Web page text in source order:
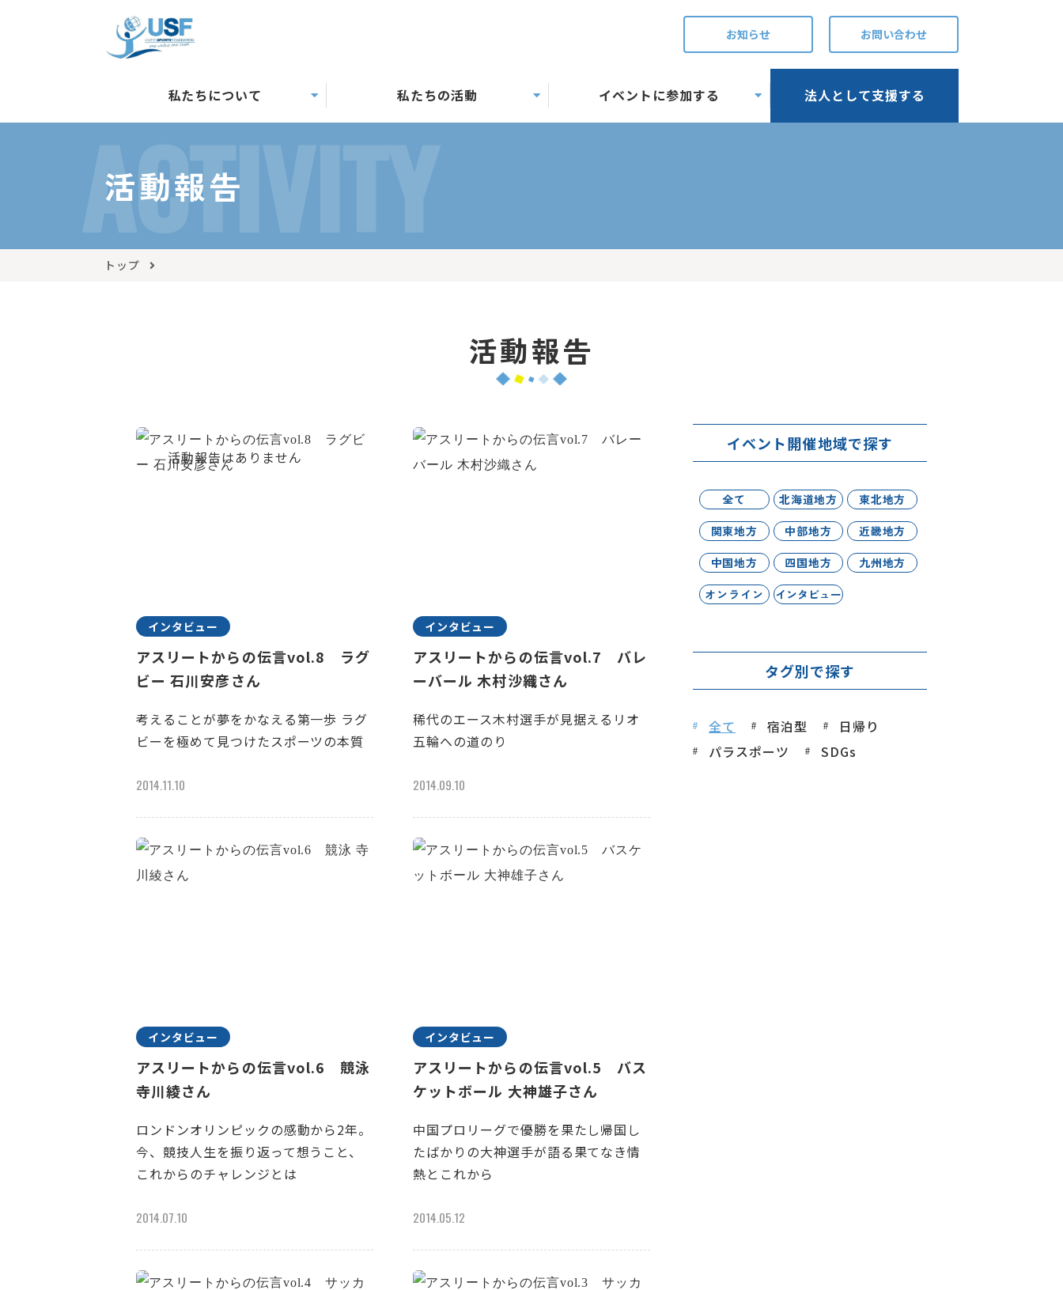
お知らせ お問い合わせ
私たちについて 私たちの活動 イベントに参加する 法人として支援する
ACTIVITY
活動報告
トップ
活動報告
インタビュー
アスリートからの伝言vol.8 ラグ
ビー 石川安彦さん
考えることが夢をかなえる第一歩 ラグ
ビーを極めて見つけたスポーツの本質
2014.11.10
インタビュー
アスリートからの伝言vol.7 バレ
ーバール 木村沙織さん
稀代のエース木村選手が見据えるリオ
五輪への道のり
2014.09.10
インタビュー
アスリートからの伝言vol.6 競泳
寺川綾さん
ロンドンオリンピックの感動から2年。
今、競技人生を振り返って想うこと、
これからのチャレンジとは
2014.07.10
インタビュー
アスリートからの伝言vol.5 バス
ケットボール 大神雄子さん
中国プロリーグで優勝を果たし帰国し
たばかりの大神選手が語る果てなき情
熱とこれから
2014.05.12
イベント開催地域で探す
全て 北海道地方
東北地方
関東地方
中部地方
近畿地方
中国地方
四国地方
九州地方
オンライン
インタビュー
タグ別で探す
全て 宿泊型
日帰り
パラスポーツ
SDGs